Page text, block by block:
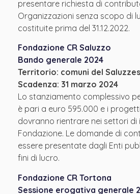
presentare richiesta di
Organizzazioni senza scopo di
costituite prima del 31.12.2022.
Fondazione CR Saluzzo
Bando generale 2024
Territorio: comuni del
Scadenza: 31 marzo 2024
Lo stanziamento complessivo
è pari a euro 595.000 e i
dovranno rientrare nei settori di
Fondazione. Le domande di
essere presentate dagli Enti
fini di lucro.
Fondazione CR Tortona
Sessione erogativa generale